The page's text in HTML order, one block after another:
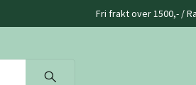
Fri frakt over 1500,- /